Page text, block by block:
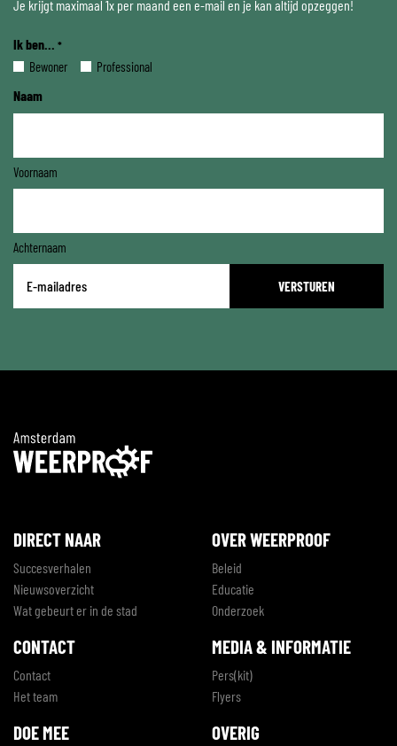
Je krijgt maximaal 1x per maand een e-mail en je kan altijd opzeggen!
Ik ben... *
Bewoner Professional
Naam
Voornaam
Achternaam
mailadres
DIRECT NAAR
Succesverhalen
Nieuwsoverzicht
Wat gebeurt er in de stad
OVER WEERPROOF
Beleid
Educatie
Onderzoek
CONTACT
Contact
Het team
MEDIA & INFORMATIE
Pers(kit)
Flyers
DOE MEE OVERIG